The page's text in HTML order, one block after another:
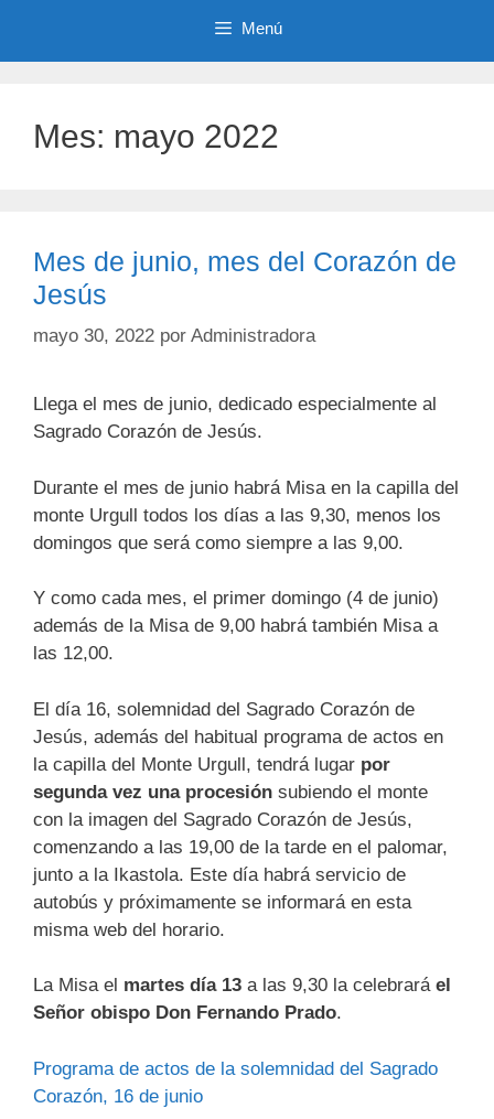
Menú
Mes: mayo 2022
Mes de junio, mes del Corazón de
Jesús
mayo 30, 2022 por Administradora
Llega el mes de junio, dedicado especialmente al
Sagrado Corazón de Jesús.
Durante el mes de junio habrá Misa en la capilla del
monte Urgull todos los días a las 9,30, menos los
domingos que será como siempre a las 9,00.
Y como cada mes, el primer domingo (4 de junio)
además de la Misa de 9,00 habrá también Misa a
las 12,00.
El día 16, solemnidad del Sagrado Corazón de
Jesús, además del habitual programa de actos en
la capilla del Monte Urgull, tendrá lugar por
segunda vez una procesión subiendo el monte
con la imagen del Sagrado Corazón de Jesús,
comenzando a las 19,00 de la tarde en el palomar,
junto a la Ikastola. Este día habrá servicio de
autobús y próximamente se informará en esta
misma web del horario.
La Misa el martes día 13 a las 9,30 la celebrará el
Señor obispo Don Fernando Prado.
Programa de actos de la solemnidad del Sagrado
Corazón, 16 de junio